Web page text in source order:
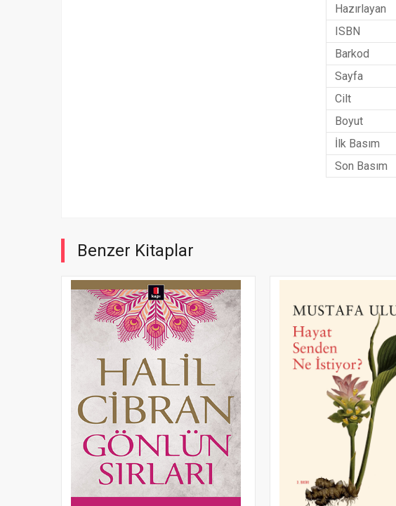
Hazırlayan
ISBN
Barkod
Sayfa
Cilt
Boyut
İlk Basım
Son Basım
Benzer Kitaplar